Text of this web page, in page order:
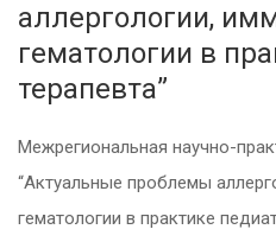
аллергологии,
гематологии в
терапевта”
Межрегиональная научно-
“Актуальные проблемы
гематологии в практике